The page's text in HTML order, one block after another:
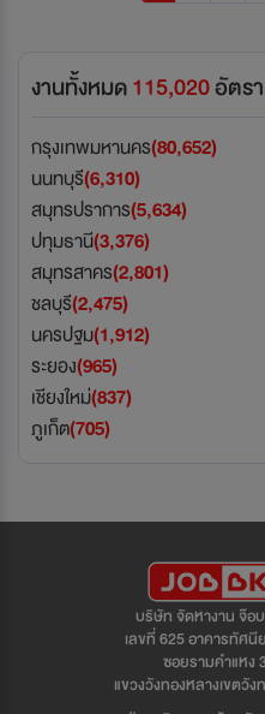
งานทั้งหมด115,020อัตรา
กรุงเทพมหานคร(80,652)
นนทบุรี(6,310)
สมุทรปราการ(5,634)
ปทุมธานี(3,376)
สมุทรสาคร(2,801)
ชลบุรี(2,475)
นครปฐม(1,912)
ระยอง(965)
เชียงใหม่(837)
ภูเก็ต(705)
บริษัท จัดหางาน จ๊อ
เลขที่ 625 อาคารทัศ
ซอยรามคำแหง
แขวงวังทองหลางเขตวั